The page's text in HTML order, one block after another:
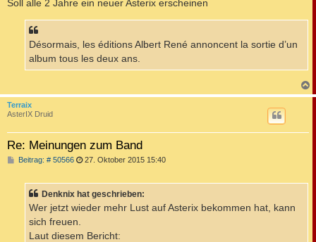
Soll alle 2 Jahre ein neuer Asterix erscheinen
Désormais, les éditions Albert René annoncent la sortie d’un
album tous les deux ans.
a
Terraix
AsterIX Druid
Re: Meinungen zum Band
Beitrag: # 50566B
r
a
27. Oktober 2015 15:40
Denknix hat geschrieben:
Wer jetzt wieder mehr Lust auf Asterix bekommen hat, kann
sich freuen.
Laut diesem Bericht: